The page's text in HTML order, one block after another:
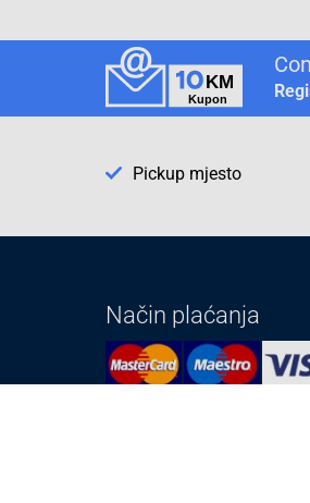
Pickup mjesto
Način plaćanja